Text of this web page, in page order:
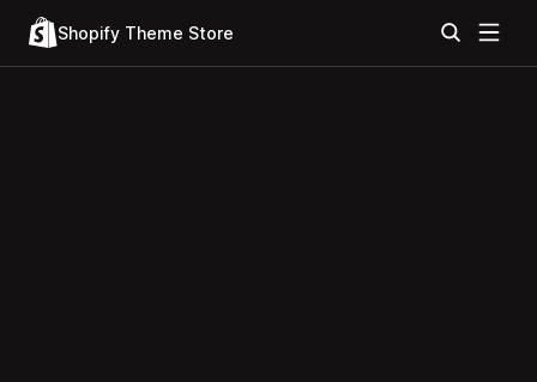
Shopify Theme Store